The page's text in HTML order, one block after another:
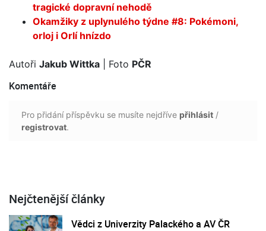
tragické dopravní nehodě
Okamžiky z uplynulého týdne #8: Pokémoni,
orloj i Orlí hnízdo
Autoři Jakub Wittka | Foto PČR
Komentáře
Pro přidání příspěvku se musíte nejdříve přihlásit /
registrovat.
Nejčtenější články
Vědci z Univerzity Palackého a AV ČR